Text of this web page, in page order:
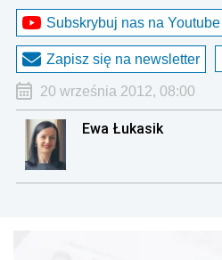
Subskrybuj nas na Youtube
Zapisz się na newsletter
20 września 2012, 08:00
Ewa Łukasik